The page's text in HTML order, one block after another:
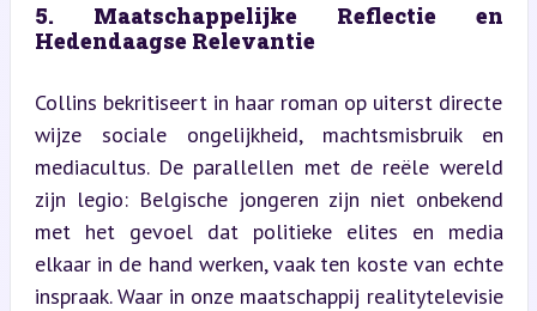
5. Maatschappelijke Reflectie en
Hedendaagse Relevantie
Collins bekritiseert in haar roman op uiterst directe
wijze sociale ongelijkheid, machtsmisbruik en
mediacultus. De parallellen met de reële wereld
zijn legio: Belgische jongeren zijn niet onbekend
met het gevoel dat politieke elites en media
elkaar in de hand werken, vaak ten koste van echte
inspraak. Waar in onze maatschappij realitytelevisie